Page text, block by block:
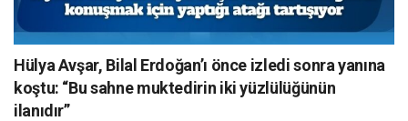
Hülya Avşar, Bilal Erdoğan’ı önce izledi sonra yanına
koştu: “Bu sahne muktedirin iki yüzlülüğünün
ilanıdır”